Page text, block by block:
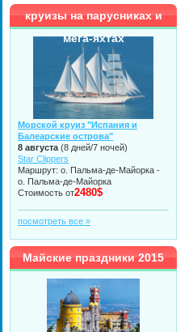
круизы на парусниках и
мега-яхтах
Морской круиз "Испания и
Балеарские острова"
8 августа (8 дней/7 ночей)
Star Clippers
Маршрут: о. Пальма-де-Майорка -
о. Пальма-де-Майорка
Стоимость от2480$
посмотреть все »
Майские праздники 2015